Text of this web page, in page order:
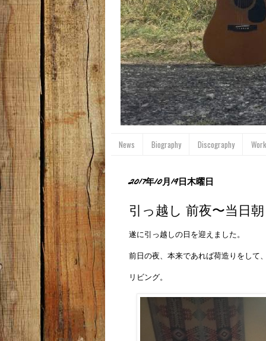
News Biography Discography
2017年10月19日木曜日
引っ越し 前夜〜当日朝
遂に引っ越しの日を迎えました。
前日の夜、本来であれば荷造りをし
リビング。